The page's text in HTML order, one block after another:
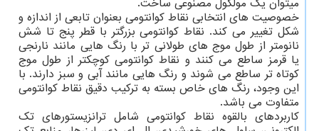
میتوان یک مولکول مصنوعی ساخت.
خصوصیت های انتخابی نقاط کوانتومی بعنوان تابعی از اندازه و
شکل تغییر می کند. نقاط کوانتومی بزرگتر با قطر پنج تا شش
نانومتر از طول موج های طولانی تر با رنگ هایی مانند نارنجی
یا قرمز ساطع می کنند و نقاط کوانتومی کوچکتر از طول موج
کوتاه تر ساطع می شوند و رنگ هایی مانند آبی و سبز دارند. با
این وجود، رنگ های خاص بسته به ترکیب دقیق نقاط کوانتومی
متفاوت می باشد.
کاربردهای بالقوه نقاط کوانتومی شامل ترانزیستورهای تک